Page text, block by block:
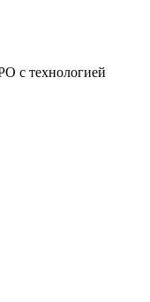
с технологией